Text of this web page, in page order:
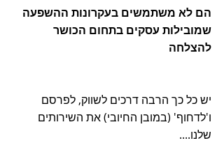
הם לא משתמשים בעקרונות ההשפעה
שמובילות עסקים בתחום הכושר
להצלחה
יש כל כך הרבה דרכים לשווק, לפרסם
ו'לדחוף' (במובן החיובי) את השירותים
שלנו....